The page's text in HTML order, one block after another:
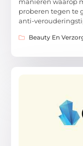
proberen tegen te
anti-
Beauty En